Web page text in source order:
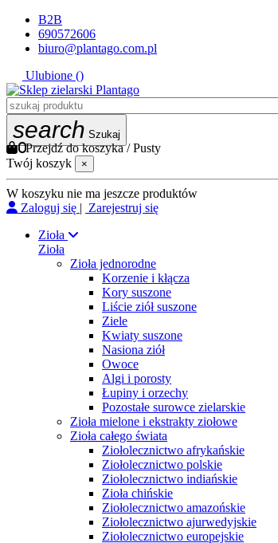
B2B
690572606
biuro@plantago.com.pl
Ulubione ()
search Szukaj
0Przejdź do koszyka /Pusty
Twój koszyk
×
W koszyku nie ma jeszcze produktów
Zaloguj się | Zarejestruj się
Zioła
Zioła
Zioła jednorodne
Korzenie i kłącza
Kory suszone
Liście ziół suszone
Ziele
Kwiaty suszone
Nasiona ziół
Owoce
Algi i porosty
Łupiny i orzechy
Pozostałe surowce zielarskie
Zioła mielone i ekstrakty ziołowe
Zioła całego świata
Ziołolecznictwo afrykańskie
Ziołolecznictwo polskie
Ziołolecznictwo indiańskie
Zioła chińskie
Ziołolecznictwo amazońskie
Ziołolecznictwo ajurwedyjskie
Ziołolecznictwo europejskie